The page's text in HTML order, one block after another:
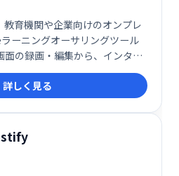
育機関や企業向けのオンプレ
ーニングオーサリングツール
面の録画・編集から、インタラ
テンツ作成まで、幅広い機能を
オ/ビデオ編集機能も充実してお
応で作成したコンテンツはあ
スで共有可能です。効率的なe
作を実現します。
詳しく見る